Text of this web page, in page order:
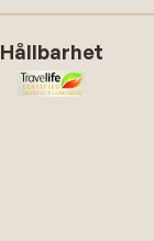
Hållbarhet